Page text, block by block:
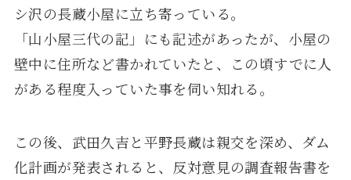
シ沢の長蔵小屋に立ち寄っている。
「山小屋三代の記」にも記述があったが、小屋の
壁中に住所など書かれていたと、この頃すでに人
がある程度入っていた事を伺い知れる。
この後、武田久吉と平野長蔵は親交を深め、ダム
化計画が発表されると、反対意見の調査報告書を